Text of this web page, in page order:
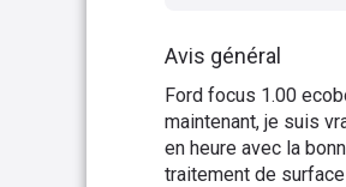
Avis général
Ford focus 1.00
maintenant, je suis
en heure avec la
traitement de